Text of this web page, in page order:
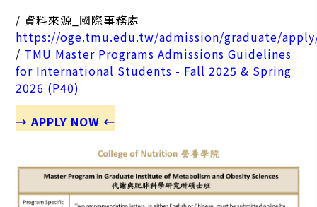
/ 資料來源_國際事務處
https://oge.tmu.edu.tw/admission/graduate/
/ TMU Master Programs Admissions Guidelines
for International Students - Fall 2025 & Spring
2026 (P40)
→ APPLY NOW ←